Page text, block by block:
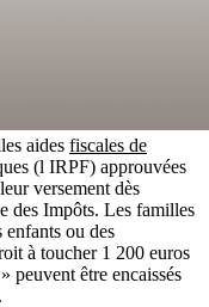
aides fiscales de
(l IRPF) approuvées
versement dès
des Impôts. Les familles
enfants ou des
à toucher 1 200 euros
peuvent être encaissés